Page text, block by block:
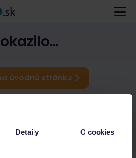
Detaily O cookies
úvodnú stránku